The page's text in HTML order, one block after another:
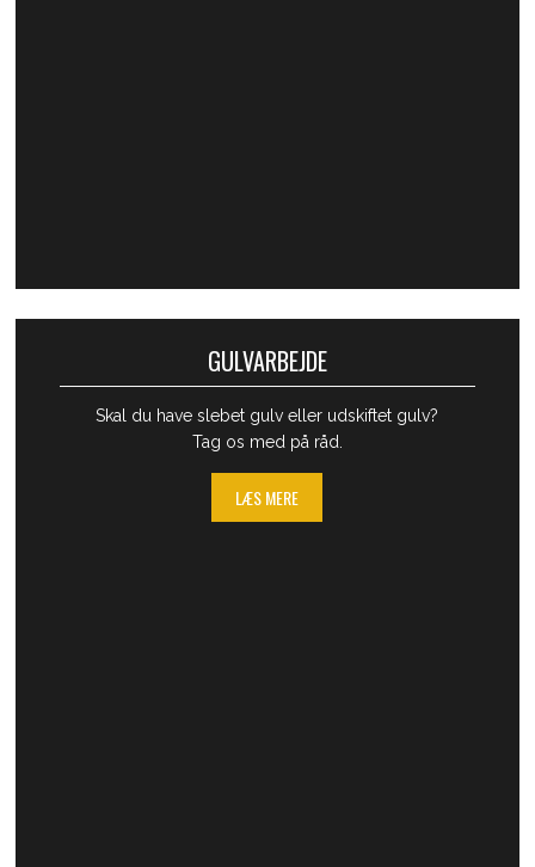
GULVARBEJDE
Skal du have slebet gulv eller udskiftet gulv?
Tag os med på råd.
LÆS MERE